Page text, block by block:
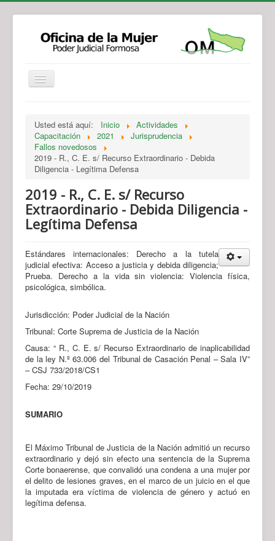
Legislación
Novedades
Recursos y Servicios de Atención
Usted está aquí: Inicio
Actividades
Capacitación
2021
Jurisprudencia
Fallos novedosos
2019 - R., C. E. s/ Recurso Extraordinario - Debida
Diligencia - Legítima Defensa
2019 - R., C. E. s/ Recurso
Extraordinario - Debida Diligencia -
Legítima Defensa
Estándares internacionales: Derecho a la tutela
judicial efectiva: Acceso a justicia y debida diligencia;
Prueba. Derecho a la vida sin violencia: Violencia física,
psicológica, simbólica.
Jurisdicción: Poder Judicial de la Nación
Tribunal: Corte Suprema de Justicia de la Nación
Causa: “ R., C. E. s/ Recurso Extraordinario de inaplicabilidad
de la ley N.º 63.006 del Tribunal de Casación Penal – Sala IV”
– CSJ 733/2018/CS1
Fecha: 29/10/2019
SUMARIO
El Máximo Tribunal de Justicia de la Nación admitió un recurso
extraordinario y dejó sin efecto una sentencia de la Suprema
Corte bonaerense, que convalidó una condena a una mujer por
el delito de lesiones graves, en el marco de un juicio en el que
la imputada era víctima de violencia de género y actuó en
legítima defensa.